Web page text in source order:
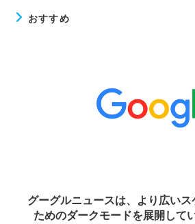
おすすめ
グーグルニュースは、より広い
ためのダークモードを展開して